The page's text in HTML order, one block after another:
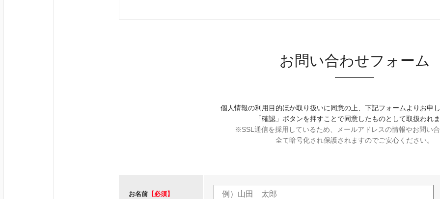
お問い合わせフォーム
個人情報の利用目的ほか取り扱いに同意の上、下記フォームよりお申し
「確認」ボタンを押すことで同意したものとして取扱われま
※SSL通信を採用しているため、メールアドレスの情報やお問い
全て暗号化され保護されますのでご安心ください。
お名前 【必須】